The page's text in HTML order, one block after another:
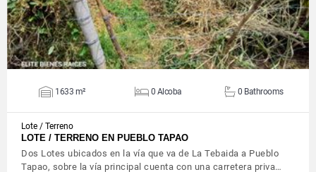
1633 m² 0 Alcoba 0 Bathrooms
Lote / Terreno
LOTE / TERRENO EN PUEBLO TAPAO
Dos Lotes ubicados en la vía que va de La Tebaida a Pueblo
Tapao, sobre la vía principal cuenta con una carretera priva…